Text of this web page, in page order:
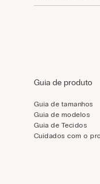
Guia de produto
Guia de tamanhos
Guia de modelos
Guia de Tecidos
Cuidados com o